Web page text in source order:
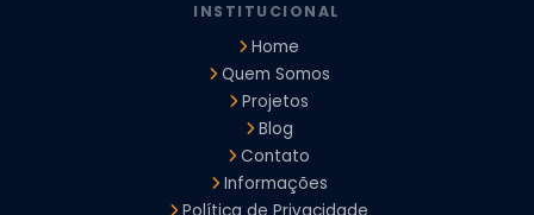
Arquitetura para Reforma de Casas
Design de Interiores Apartamentos
Design de Interiores Residencial
Empresa de Arquitetura e Design
Empresas de Arquitetura e Design de Interiores
Escritório de Design de Interiores
Projeto Executivo Arquitetura
Arquitetura Institucional
Arquitetura Residencial
Empresa de Arquitetura
Empresa de Arquitetura e Engenharia
INSTITUCIONAL
Home
Quem Somos
Projetos
Blog
Contato
Informações